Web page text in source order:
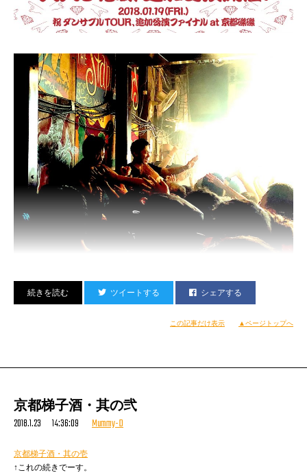
第二ターミナル搭乗口内の定評あるお蕎麦やさんより美味しいかも！
いつのまにこんな進化したかなあ？
昔は空港内のレストランと言ったら
選択肢のない客の足元見て
「これでも食ってろバカヤロウ！ありがたく思えよ？」
的なノリありましたけど、いろいろ改善されて来てるんですねー。
まあ、あったかいお蕎麦だったら
これほど高評価だったかはわかんないですけど。
先に言っときます。
オレ、そばに弱いです！
https://www.tokyo-airport-bldg.co.jp/shops_and_restaurants/store/74/
第9位 松江『松本そば店』
というわけでまたおそばです！（笑）
前回は割子そばを紹介しましたが、
はじまりから四ヶ月！
あっという間の出来事のようであり、
ゲネプロなどは遠い昔のことのようでもあり。
京都磔磔公演を終えた打ち上げの席上で、
メンバー、スタッフ一同は、
「今回のツアーは過去最高だった」と言い合った。
まずは何よりも、
ツイートする シェアする
この記事だけ表示 ▲ページトップへ
京都梯子酒・其の弐
2018.1.23 14:36:09 Mummy-D
京都梯子酒・其の壱
↑これの続きでーす。